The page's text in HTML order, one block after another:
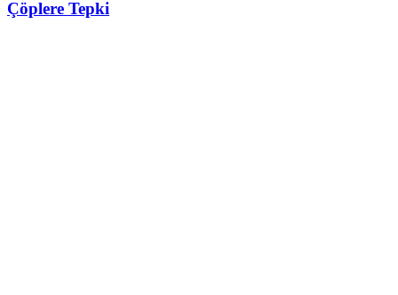
Çöplere Tepki